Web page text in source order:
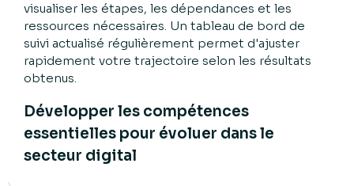
visualiser les étapes, les dépendances et les
ressources nécessaires. Un tableau de bord de
suivi actualisé régulièrement permet d'ajuster
rapidement votre trajectoire selon les résultats
obtenus.
Développer les compétences
essentielles pour évoluer dans le
secteur digital